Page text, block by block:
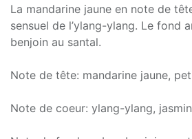
La mandarine jaune en note de
sensuel de l’ylang-ylang. Le fond
benjoin au santal.
Note de tête: mandarine jaune,
Note de coeur: ylang-ylang, jasmin